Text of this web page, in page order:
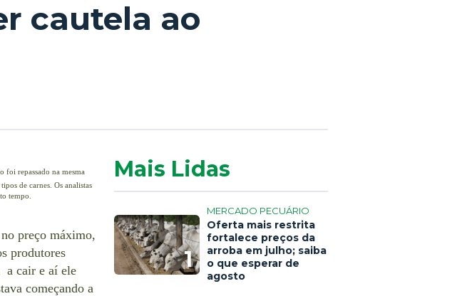
cautela ao
foi repassado na mesma
de carnes. Os analistas
tempo.
preço máximo,
produtores
a cair e aí ele
começando a
Mais Lidas
1
MERCADO PECUÁRIO
Oferta mais restrita
fortalece preços da
arroba em julho; saiba
o que esperar de
agosto